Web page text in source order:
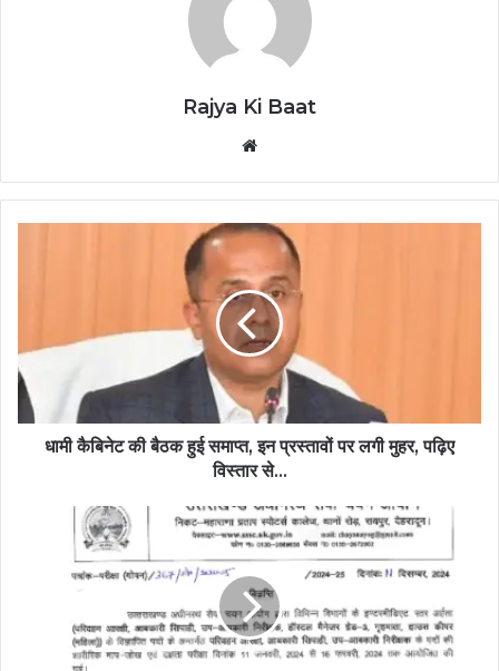
Rajya Ki Baat
धामी कैबिनेट की बैठक हुई समाप्त, इन प्रस्तावों पर लगी मुहर, पढ़िए
विस्तार से…